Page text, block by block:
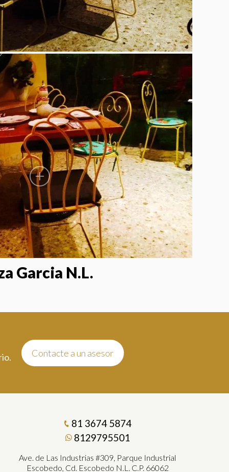
Garcia N.L.
Contacte a un asesor
81 3674 5874
8129795501
Ave. de Las Industrias #309, Parque Industrial
Escobedo, Cd. Escobedo N.L. C.P. 66062